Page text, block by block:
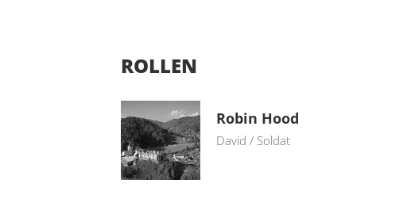
ROLLEN
Robin Hood
David / Soldat